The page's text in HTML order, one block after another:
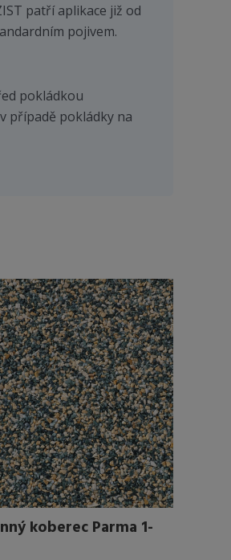
patří aplikace již od
pojivem.
pokládkou
případě pokládky na
koberec Parma 1-